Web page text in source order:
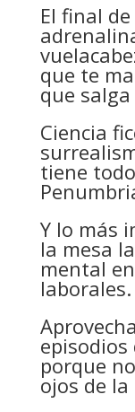
El final
que te
que
Ciencia
tiene
Y lo más
la mesa
mental
laborales.
episodios
porque
ojos de